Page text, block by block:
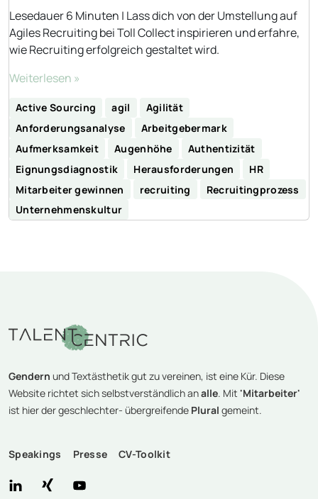
Lesedauer 6 Minuten | Lass dich von der Umstellung auf
Agiles Recruiting bei Toll Collect inspirieren und erfahre,
wie Recruiting erfolgreich gestaltet wird.
Weiterlesen »
Active Sourcing agil
Agilität
Anforderungsanalyse
Arbeitgebermark
Aufmerksamkeit
Augenhöhe
Authentizität
Eignungsdiagnostik
Herausforderungen
HR
Mitarbeiter gewinnen
recruiting
Recruitingprozess
Unternehmenskultur
Gendern und Textästhetik gut zu vereinen, ist eine Kür. Diese
Website richtet sich selbstverständlich analle. Mit 'Mitarbeiter'
ist hier der geschlechter- übergreifende Plural gemeint.
Speakings Presse CV-Toolkit